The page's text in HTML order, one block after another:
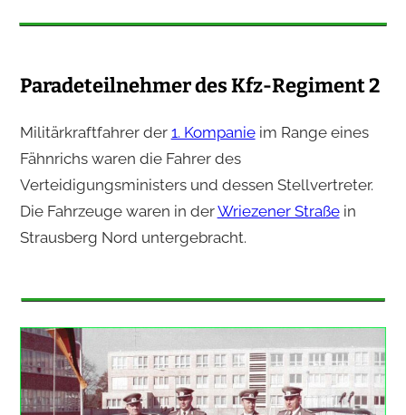
Paradeteilnehmer des Kfz-Regiment 2
Militärkraftfahrer der 1. Kompanieim Range eines
Fähnrichs waren die Fahrer des
Verteidigungsministers und dessen Stellvertreter.
Die Fahrzeuge waren in derWriezener Straßein
Strausberg Nord untergebracht.